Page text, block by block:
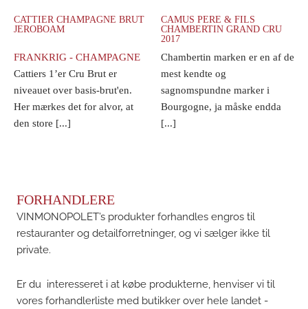
CATTIER CHAMPAGNE BRUT
JEROBOAM
FRANKRIG - CHAMPAGNE
Cattiers 1’er Cru Brut er
niveauet over basis-brut'en.
Her mærkes det for alvor, at
den store [...]
CAMUS PERE & FILS
CHAMBERTIN GRAND CRU
2017
Chambertin marken er en af de
mest kendte og
sagnomspundne marker i
Bourgogne, ja måske endda
[...]
FORHANDLERE
VINMONOPOLET’s produkter forhandles engros til
restauranter og detailforretninger, og vi sælger ikke til
private.
Er du interesseret i at købe produkterne, henviser vi til
vores forhandlerliste med butikker over hele landet -